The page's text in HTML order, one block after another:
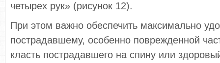
четырех рук» (рисунок 12).
При этом важно обеспечить максимально
пострадавшему, особенно поврежденной
класть пострадавшего на спину или